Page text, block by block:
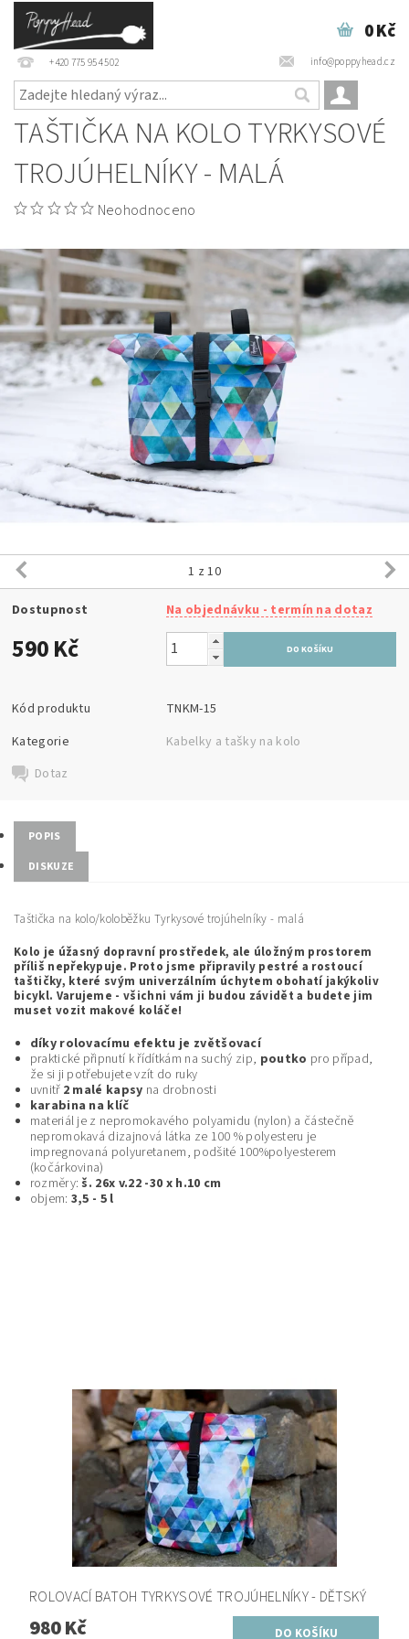
+420 775 954 502 info@poppyhead.cz
0 Kč
TAŠTIČKA NA KOLO TYRKYSOVÉ
TROJÚHELNÍKY - MALÁ
Neohodnoceno
1 z 10
Dostupnost Na objednávku - termín na dotaz
590 Kč
Kód produktu
TNKM-15
Kategorie
Kabelky a tašky na kolo
Dotaz
POPIS
DISKUZE
Taštička na kolo/koloběžku Tyrkysové trojúhelníky - malá
Kolo je úžasný dopravní prostředek, ale úložným prostorem
příliš nepřekypuje. Proto jsme připravily pestré a rostoucí
taštičky, které svým univerzálním úchytem obohatí jakýkoliv
bicykl. Varujeme - všichni vám ji budou závidět a budete jim
muset vozit makové koláče!
díky rolovacímu efektu je zvětšovací
praktické připnutí k řídítkám na suchý zip, poutko pro případ,
že si ji potřebujete vzít do ruky
uvnitř2 malé kapsy na drobnosti
karabina na klíč
materiál je z nepromokavého polyamidu (nylon) a částečně
nepromokavá dizajnová látka ze 100 % polyesteru je
impregnovaná polyuretanem, podšité 100%polyesterem
(kočárkovina)
rozměry: š. 26x v.22 -30 x h.10 cm
objem: 3,5 - 5 l
ROLOVACÍ BATOH TYRKYSOVÉ TROJÚHELNÍKY - DĚTSKÝ
980 Kč